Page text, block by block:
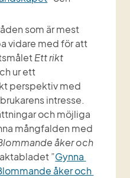
som är mest
vidare med för att
Ett rikt
ur ett
perspektiv med
intresse.
och möjliga
mångfalden med
åker och
”Gynna
åker och